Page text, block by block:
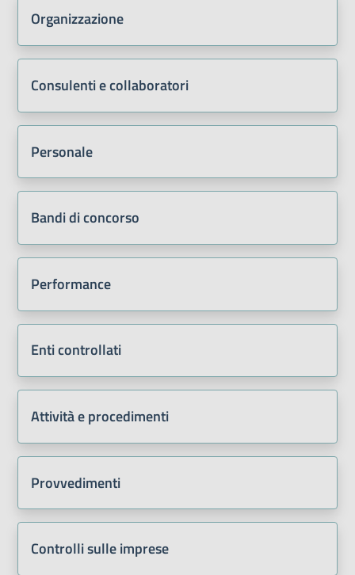
Organizzazione
Consulenti e collaboratori
Personale
Bandi di concorso
Performance
Enti controllati
Attività e procedimenti
Provvedimenti
Controlli sulle imprese